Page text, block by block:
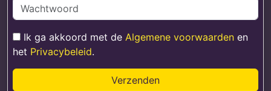
Ik ga akkoord met de Algemene voorwaarden en
het Privacybeleid.
Verzenden